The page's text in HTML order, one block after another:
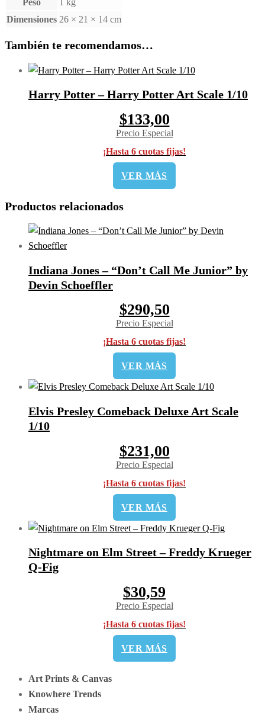
Dimensiones 26 × 21 × 14 cm
También te recomendamos…
Harry Potter – Harry Potter Art Scale 1/10
$133,00
Precio Especial
¡Hasta 6 cuotas fijas!
VER MÁS
Productos relacionados
Indiana Jones – “Don’t Call Me Junior” by
Devin Schoeffler
$290,50
Precio Especial
¡Hasta 6 cuotas fijas!
VER MÁS
Elvis Presley Comeback Deluxe Art Scale
1/10
$231,00
Precio Especial
¡Hasta 6 cuotas fijas!
VER MÁS
Nightmare on Elm Street – Freddy Krueger
Q-Fig
$30,59
Precio Especial
¡Hasta 6 cuotas fijas!
VER MÁS
Art Prints & Canvas
Knowhere Trends
Marcas